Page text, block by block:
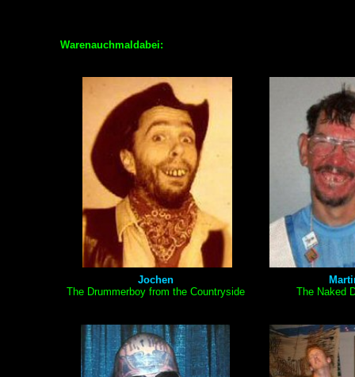
Warenauchmaldabei:
Jochen
The Drummerboy from the Countryside
The Naked